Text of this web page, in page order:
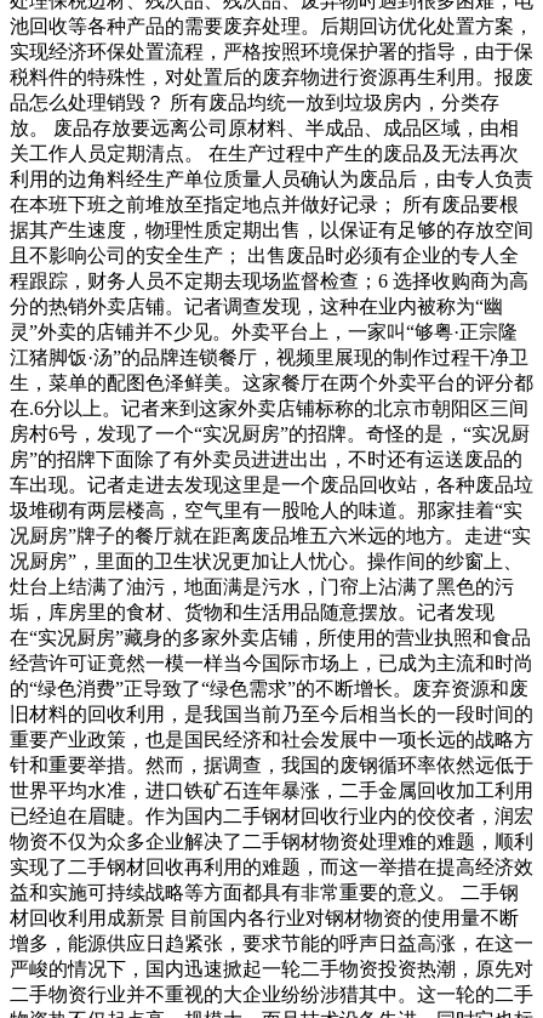
池回收等各种产品的需要废弃处理。后期回访优化处置方案，
实现经济环保处置流程，严格按照环境保护署的指导，由于保
税料件的特殊性，对处置后的废弃物进行资源再生利用。报废
品怎么处理销毁？ 所有废品均统一放到垃圾房内，分类存
放。 废品存放要远离公司原材料、半成品、成品区域，由相
关工作人员定期清点。 在生产过程中产生的废品及无法再次
利用的边角料经生产单位质量人员确认为废品后，由专人负责
在本班下班之前堆放至指定地点并做好记录； 所有废品要根
据其产生速度，物理性质定期出售，以保证有足够的存放空间
且不影响公司的安全生产； 出售废品时必须有企业的专人全
程跟踪，财务人员不定期去现场监督检查；6 选择收购商为高
分的热销外卖店铺。记者调查发现，这种在业内被称为“幽
灵”外卖的店铺并不少见。外卖平台上，一家叫“够粤·正宗隆
江猪脚饭·汤”的品牌连锁餐厅，视频里展现的制作过程干净卫
生，菜单的配图色泽鲜美。这家餐厅在两个外卖平台的评分都
在.6分以上。记者来到这家外卖店铺标称的北京市朝阳区三间
房村6号，发现了一个“实况厨房”的招牌。奇怪的是，“实况厨
房”的招牌下面除了有外卖员进进出出，不时还有运送废品的
车出现。记者走进去发现这里是一个废品回收站，各种废品垃
圾堆砌有两层楼高，空气里有一股呛人的味道。那家挂着“实
况厨房”牌子的餐厅就在距离废品堆五六米远的地方。走进“实
况厨房”，里面的卫生状况更加让人忧心。操作间的纱窗上、
灶台上结满了油污，地面满是污水，门帘上沾满了黑色的污
垢，库房里的食材、货物和生活用品随意摆放。记者发现
在“实况厨房”藏身的多家外卖店铺，所使用的营业执照和食品
经营许可证竟然一模一样当今国际市场上，已成为主流和时尚
的“绿色消费”正导致了“绿色需求”的不断增长。废弃资源和废
旧材料的回收利用，是我国当前乃至今后相当长的一段时间的
重要产业政策，也是国民经济和社会发展中一项长远的战略方
针和重要举措。然而，据调查，我国的废钢循环率依然远低于
世界平均水准，进口铁矿石连年暴涨，二手金属回收加工利用
已经迫在眉睫。作为国内二手钢材回收行业内的佼佼者，润宏
物资不仅为众多企业解决了二手钢材物资处理难的难题，顺利
实现了二手钢材回收再利用的难题，而这一举措在提高经济效
益和实施可持续战略等方面都具有非常重要的意义。 二手钢
材回收利用成新景 目前国内各行业对钢材物资的使用量不断
增多，能源供应日趋紧张，要求节能的呼声日益高涨，在这一
严峻的情况下，国内迅速掀起一轮二手物资投资热潮，原先对
二手物资行业并不重视的大企业纷纷涉猎其中。这一轮的二手